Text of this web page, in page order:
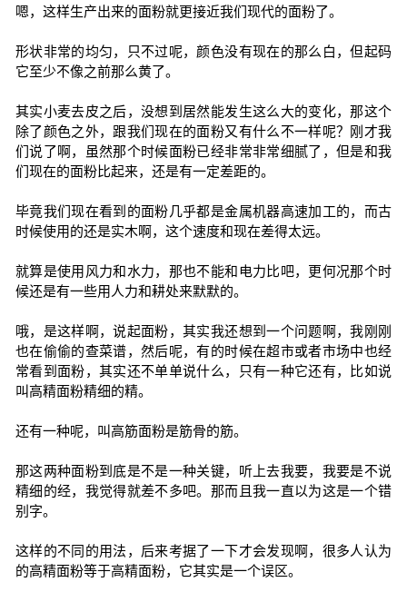
嗯，这样生产出来的面粉就更接近我们现代的面粉了。
形状非常的均匀，只不过呢，颜色没有现在的那么白，但起码
它至少不像之前那么黄了。
其实小麦去皮之后，没想到居然能发生这么大的变化，那这个
除了颜色之外，跟我们现在的面粉又有什么不一样呢？刚才我
们说了啊，虽然那个时候面粉已经非常非常细腻了，但是和我
们现在的面粉比起来，还是有一定差距的。
毕竟我们现在看到的面粉几乎都是金属机器高速加工的，而古
时候使用的还是实木啊，这个速度和现在差得太远。
就算是使用风力和水力，那也不能和电力比吧，更何况那个时
候还是有一些用人力和耕处来默默的。
哦，是这样啊，说起面粉，其实我还想到一个问题啊，我刚刚
也在偷偷的查菜谱，然后呢，有的时候在超市或者市场中也经
常看到面粉，其实还不单单说什么，只有一种它还有，比如说
叫高精面粉精细的精。
还有一种呢，叫高筋面粉是筋骨的筋。
那这两种面粉到底是不是一种关键，听上去我要，我要是不说
精细的经，我觉得就差不多吧。那而且我一直以为这是一个错
别字。
这样的不同的用法，后来考据了一下才会发现啊，很多人认为
的高精面粉等于高精面粉，它其实是一个误区。